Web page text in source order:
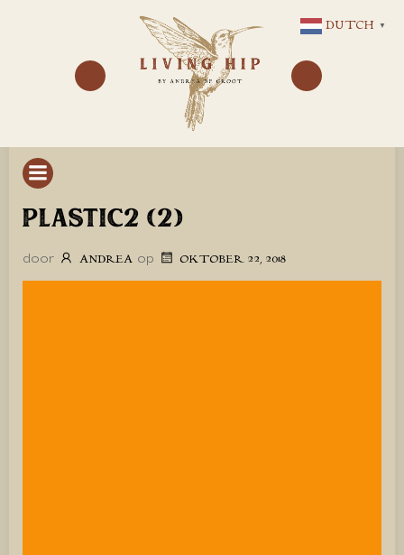
NAAR
DE
INHOUD
PLASTIC2 (2)
door ANDREA op OKTOBER 22, 2018
DUTCH ▼